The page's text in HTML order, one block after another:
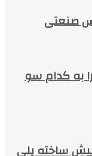
صنعتی
را به کدام سو
پیش ساخته پلی